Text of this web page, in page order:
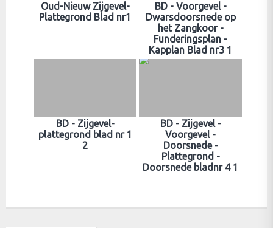
Oud-Nieuw Zijgevel-
Plattegrond Blad nr1
BD - Voorgevel -
Dwarsdoorsnede op
het Zangkoor -
Funderingsplan -
Kapplan Blad nr3 1
BD - Zijgevel-
plattegrond blad nr 1
2
BD - Zijgevel -
Voorgevel -
Doorsnede -
Plattegrond -
Doorsnede bladnr 4 1